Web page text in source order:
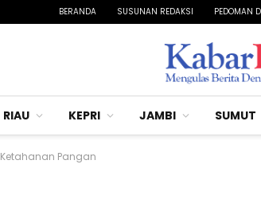
BERANDA SUSUNAN REDAKSI PEDOMAN
RIAU KEPRI JAMBI SUMUT
Pangan